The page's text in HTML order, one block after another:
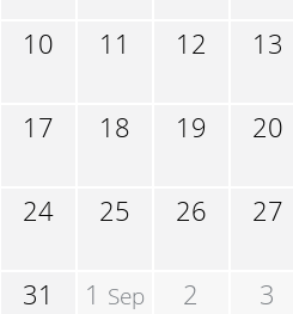
10 11 12 13
17 18 19 20
24 25 26 27
31 1 Sep 2 3